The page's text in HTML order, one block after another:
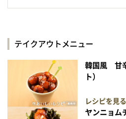
テイクアウトメニュー
韓国風 甘
ト）
レシピを見る
ヤンニョム